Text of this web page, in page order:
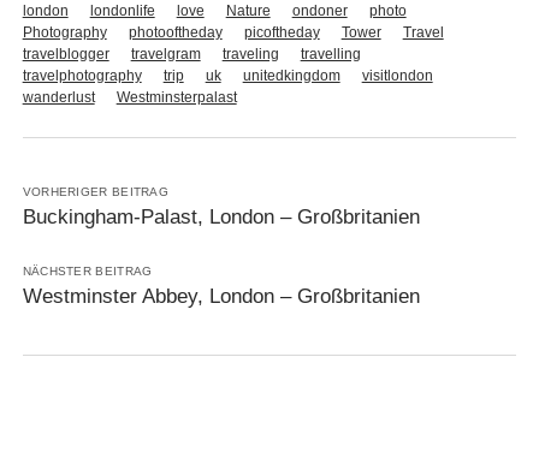
london
londonlife love Nature ondoner
photo
Photography
photooftheday picoftheday Tower
Travel
travelblogger
travelgram traveling
travelling
travelphotography
trip uk unitedkingdom
visitlondon
wanderlust
Westminsterpalast
VORHERIGER BEITRAG
Buckingham-Palast, London – Großbritanien
NÄCHSTER BEITRAG
Westminster Abbey, London – Großbritanien